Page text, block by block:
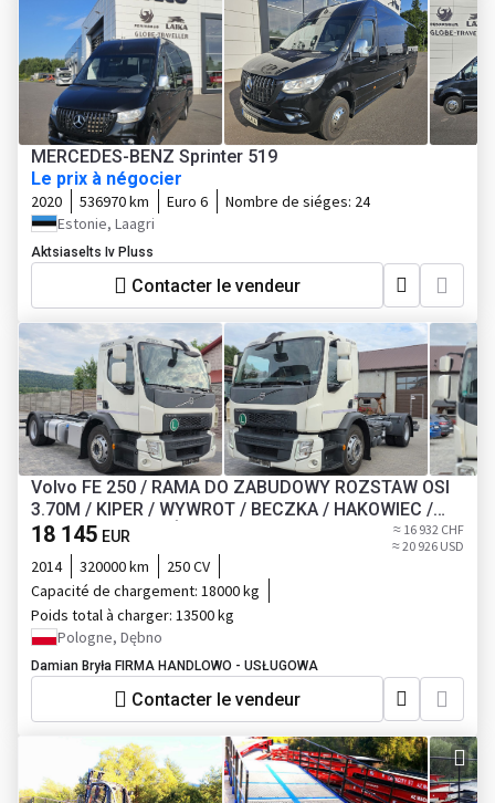
MERCEDES-BENZ Sprinter 519
Le prix à négocier
2020 536970 km Euro 6 Nombre de siéges: 24
Estonie, Laagri
Aktsiaselts Iv Pluss
Contacter le vendeur
Volvo FE 250 / RAMA DO ZABUDOWY ROZSTAW OSI
3.70M / KIPER / WYWROT / BECZKA / HAKOWIEC /
UTRZYMANIE DRÓG / EURO 6 / SPROWADZONY /
BLOKADA MOSTU
18 145 EUR
≈ 16 932 CHF
≈ 20 926 USD
2014 320000 km
250 CV
Capacité de chargement: 18000 kg
Poids total à charger: 13500 kg
Pologne, Dębno
Damian Bryła FIRMA HANDLOWO - USŁUGOWA
Contacter le vendeur